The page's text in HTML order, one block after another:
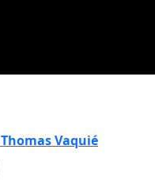
Thomas Vaquié